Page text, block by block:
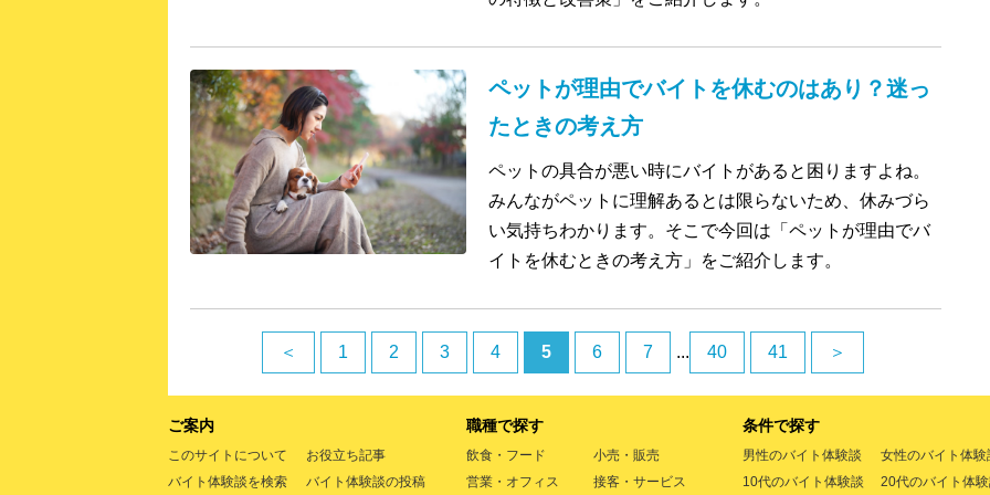
ペットが理由でバイトを休むのはあり？迷っ
たときの考え方
ペットの具合が悪い時にバイトがあると困りますよね。
みんながペットに理解あるとは限らないため、休みづら
い気持ちわかります。そこで今回は「ペットが理由でバ
イトを休むときの考え方」をご紹介します。
＜ 1 2 3 4 5 6 7 ... 40 41 ＞
ご案内
このサイトについて
お役立ち記事
バイト体験談を検索
バイト体験談の投稿
職種で探す
飲食・フード
小売・販売
営業・オフィス
接客・サービス
条件で探す
男性のバイト体験談
女性のバイト体験
10代のバイト体験談
20代のバイト体